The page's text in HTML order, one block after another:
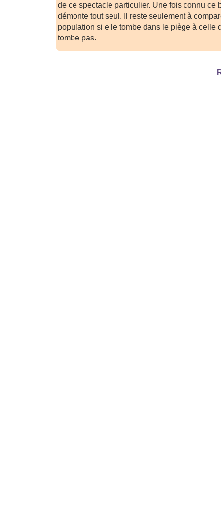
de ce spectacle particulier. Une fois connu ce
démonte tout seul. Il reste seulement à
population si elle tombe dans le piège à celle
tombe pas.